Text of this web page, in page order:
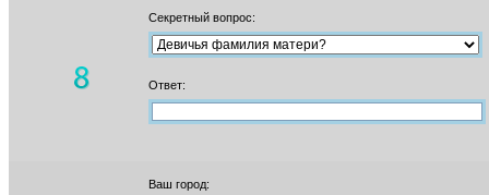
Секретный вопрос:
Ответ:
Ваш город: